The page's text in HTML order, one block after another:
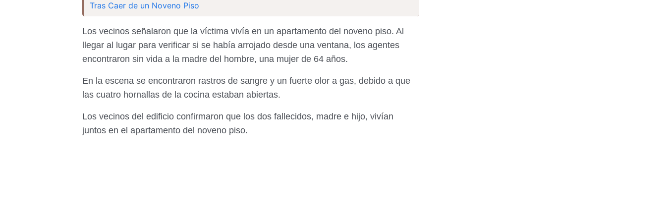
Tras Caer de un Noveno Piso
Los vecinos señalaron que la víctima vivía en un apartamento del noveno piso. Al
llegar al lugar para verificar si se había arrojado desde una ventana, los agentes
encontraron sin vida a la madre del hombre, una mujer de 64 años.
En la escena se encontraron rastros de sangre y un fuerte olor a gas, debido a que
las cuatro hornallas de la cocina estaban abiertas.
Los vecinos del edificio confirmaron que los dos fallecidos, madre e hijo, vivían
juntos en el apartamento del noveno piso.